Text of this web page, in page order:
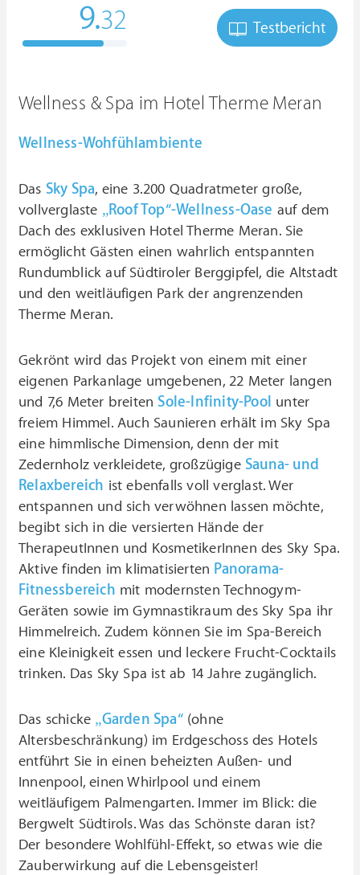
9.32 Testbericht
Wellness & Spa im Hotel Therme Meran
Wellness-Wohfühlambiente
Das Sky Spa, eine 3.200 Quadratmeter große,
vollverglaste „Roof Top“-Wellness-Oase auf dem
Dach des exklusiven Hotel Therme Meran. Sie
ermöglicht Gästen einen wahrlich entspannten
Rundumblick auf Südtiroler Berggipfel, die Altstadt
und den weitläufigen Park der angrenzenden
Therme Meran.
Gekrönt wird das Projekt von einem mit einer
eigenen Parkanlage umgebenen, 22 Meter langen
und 7,6 Meter breiten Sole-Infinity-Pool unter
freiem Himmel. Auch Saunieren erhält im Sky Spa
eine himmlische Dimension, denn der mit
Zedernholz verkleidete, großzügige Sauna- und
Relaxbereich ist ebenfalls voll verglast. Wer
entspannen und sich verwöhnen lassen möchte,
begibt sich in die versierten Hände der
TherapeutInnen und KosmetikerInnen des Sky Spa.
Aktive finden im klimatisierten Panorama-
Fitnessbereich mit modernsten Technogym-
Geräten sowie im Gymnastikraum des Sky Spa ihr
Himmelreich. Zudem können Sie im Spa-Bereich
eine Kleinigkeit essen und leckere Frucht-Cocktails
trinken. Das Sky Spa ist ab 14 Jahre zugänglich.
Das schicke „Garden Spa“(ohne
Altersbeschränkung) im Erdgeschoss des Hotels
entführt Sie in einen beheizten Außen- und
Innenpool, einen Whirlpool und einem
weitläufigem Palmengarten. Immer im Blick: die
Bergwelt Südtirols. Was das Schönste daran ist?
Der besondere Wohlfühl-Effekt, so etwas wie die
Zauberwirkung auf die Lebensgeister!